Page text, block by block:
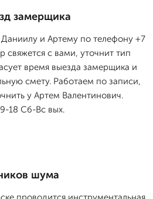
замерщика
и Артему по телефону +7
с вами, уточнит тип
время выезда замерщика и
смету. Работаем по записи,
у Артем Валентинович.
18 Сб-Вс вых.
шума